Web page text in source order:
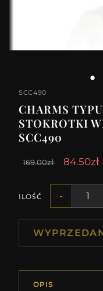
SCC490
CHARMS
STOKROTKI
SCC490
169.00zł 84.50zł
ILOŚĆ -
OPIS